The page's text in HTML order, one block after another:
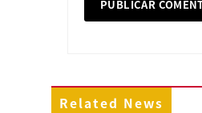
Related News